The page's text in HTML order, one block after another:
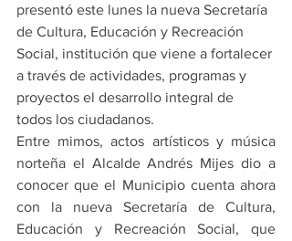
presentó este lunes la nueva Secretaría
de Cultura, Educación y Recreación
Social, institución que viene a fortalecer
a través de actividades, programas y
proyectos el desarrollo integral de
todos los ciudadanos.
Entre mimos, actos artísticos y música
norteña el Alcalde Andrés Mijes dio a
conocer que el Municipio cuenta ahora
con la nueva Secretaría de Cultura,
Educación y Recreación Social, que